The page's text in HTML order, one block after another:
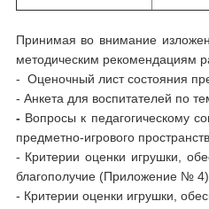
Принимая во внимание
методическим рекомендациям
- Оценочный лист состояния
- Анкета для воспитателей по
- Вопросы к педагогическому
предметно-игрового
- Критерии оценки игрушки,
благополучие (Приложение № 4).
- Критерии оценки игрушки,